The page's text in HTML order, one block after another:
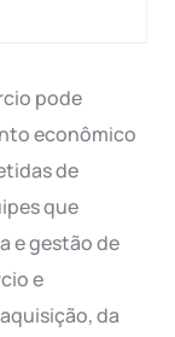
pode
econômico
de
que
e gestão de
e
da